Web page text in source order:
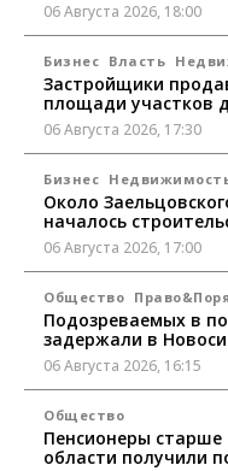
06 Августа 2026, 18:00
Бизнес Власть
Застройщики
площади участков
06 Августа 2026, 17:30
Бизнес
Около
началось
06 Августа 2026, 17:00
Общество
Подозреваемых в
задержали в
06 Августа 2026, 16:15
Общество
Пенсионеры старше
области получили